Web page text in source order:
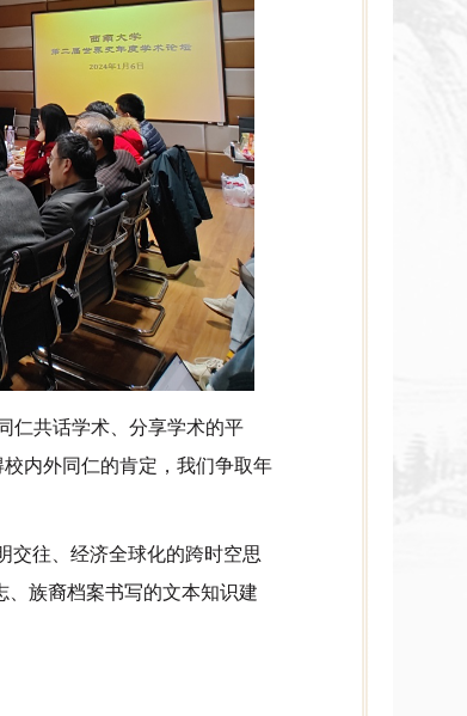
仁共话学术、分享学术的平
内外同仁的肯定，我们争取年
交往、经济全球化的跨时空思
、族裔档案书写的文本知识建